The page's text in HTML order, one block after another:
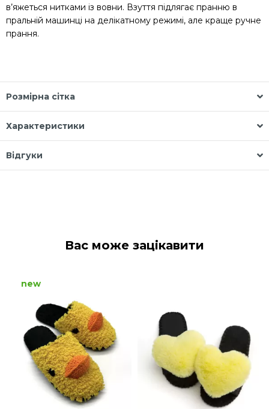
в’яжеться нитками із вовни. Взуття підлягає пранню в
пральній машинці на делікатному режимі, але краще ручне
прання.
Розмірна сітка
Характеристики
Відгуки
Вас може зацікавити
new